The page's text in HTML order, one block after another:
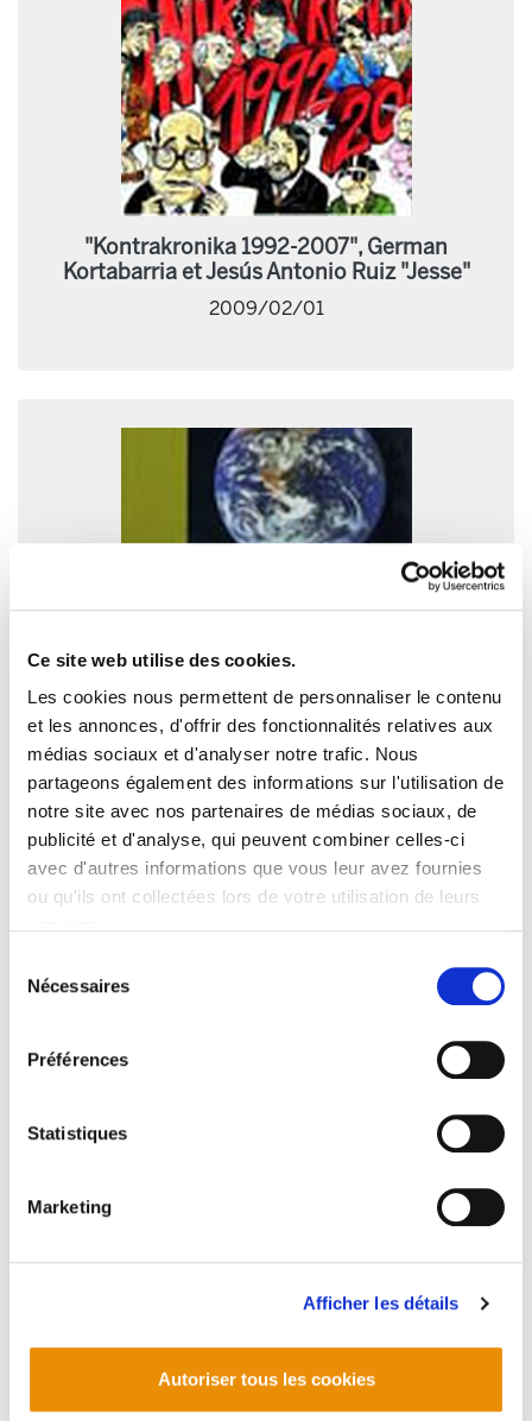
Ce site web utilise des cookies.
Les cookies nous permettent de personnaliser le contenu
et les annonces, d'offrir des fonctionnalités relatives aux
médias sociaux et d'analyser notre trafic. Nous
partageons également des informations sur l'utilisation de
notre site avec nos partenaires de médias sociaux, de
publicité et d'analyse, qui peuvent combiner celles-ci
avec d'autres informations que vous leur avez fournies
ou qu'ils ont collectées lors de votre utilisation de leurs
Nécessaires
Préférences
Statistiques
Marketing
Afficher les détails
Autoriser tous les cookies
"Kontrakronika 1992-2007", German
Kortabarria et Jesús Antonio Ruiz "Jesse"
2009/02/01
Energia urriko mundu baterako gida
2007/11/20
2006/06/13